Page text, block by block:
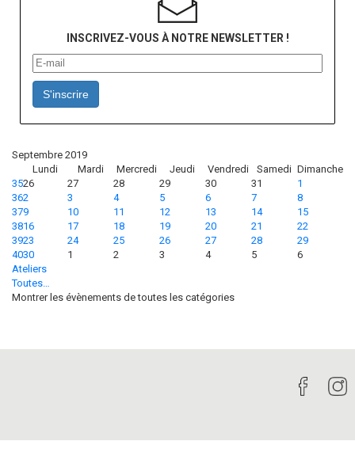
INSCRIVEZ-VOUS À NOTRE NEWSLETTER !
S'inscrire
Septembre 2019
Lundi
Mardi Mercredi Jeudi Vendredi Samedi Dimanche
3526 27 28 29 30 31
1
362 3 4 5 6 7
8
379 10 11 12 13 14
15
3816 17 18 19 20 21
22
3923 24 25 26 27 28
29
4030 1 2 3 4 5
6
Ateliers
Toutes…
Montrer les évènements de toutes les catégories